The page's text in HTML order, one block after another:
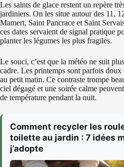
Les saints de glace restent un repère
jardiniers. On les situe autour des 11,
Mamert, Saint Pancrace et Saint
ces dates servaient de signal pratique
planter les légumes les plus fragiles.
Le souci, c’est que la météo ne suit
cadre. Les printemps sont parfois
au petit matin. Ce contraste trompe
ciel dégagé et une soirée calme
de température pendant la nuit.
Comment recycler les
toilette au jardin : 7 idées
j’adopte